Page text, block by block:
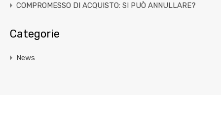
COMPROMESSO DI ACQUISTO: SI PUÒ ANNULLARE?
Categorie
News